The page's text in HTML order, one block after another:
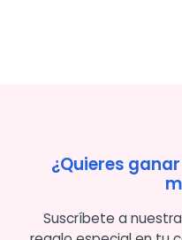
¿Quieres
Suscríbete a